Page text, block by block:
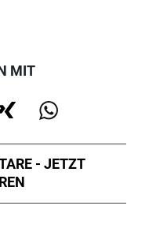
MIT
- JETZT